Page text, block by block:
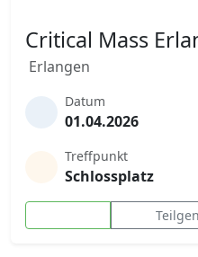
Critical Mass
Erlangen
Datum
01.04.2026
Treffpunkt
Schlossplatz